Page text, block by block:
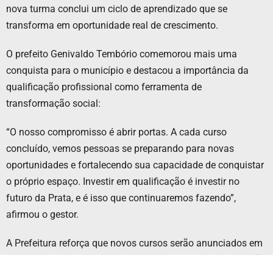
nova turma conclui um ciclo de aprendizado que se
transforma em oportunidade real de crescimento.
O prefeito Genivaldo Tembório comemorou mais uma
conquista para o município e destacou a importância da
qualificação profissional como ferramenta de
transformação social:
“O nosso compromisso é abrir portas. A cada curso
concluído, vemos pessoas se preparando para novas
oportunidades e fortalecendo sua capacidade de conquistar
o próprio espaço. Investir em qualificação é investir no
futuro da Prata, e é isso que continuaremos fazendo”,
afirmou o gestor.
A Prefeitura reforça que novos cursos serão anunciados em